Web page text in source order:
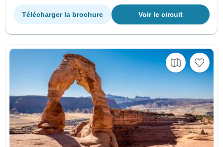
Voir le circuit
Télécharger la brochure